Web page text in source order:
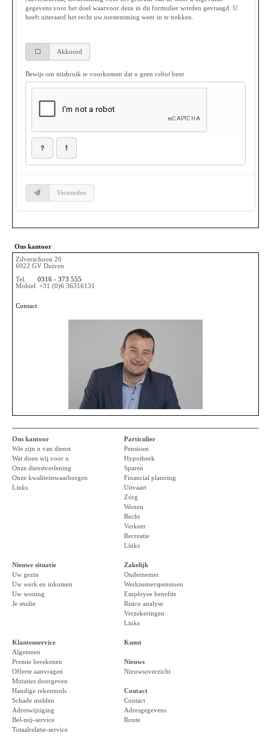
Ons kantoor
Zilverschoon 20
6922 GV Duiven
Tel.
0316 - 373 555
Mobiel
+31 (0)6 36316131
Contact
Ons kantoor
Wie zijn u van dienst
Wat doen wij voor u
Onze dienstverlening
Onze kwaliteitswaarborgen
Links
Particulier
Pensioen
Hypotheek
Sparen
Financial planning
Uitvaart
Zorg
Wonen
Recht
Verkeer
Recreatie
Links
Nieuwe situatie
Uw gezin
Uw werk en inkomen
Uw woning
Je studie
Zakelijk
Ondernemer
Werknemerspensioen
Employee benefits
Risico analyse
Verzekeringen
Links
Klantenservice
Algemeen
Premie berekenen
Offerte aanvragen
Mutaties doorgeven
Handige rekentools
Schade melden
Adreswijziging
Bel-mij-service
Totaalrelatie-service
Kunst
Nieuws
Nieuwsoverzicht
Contact
Contact
Adresgegevens
Route